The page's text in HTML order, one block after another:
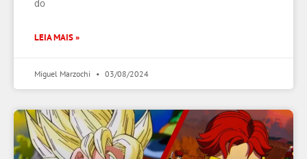
do
LEIA MAIS »
Miguel Marzochi 03/08/2024